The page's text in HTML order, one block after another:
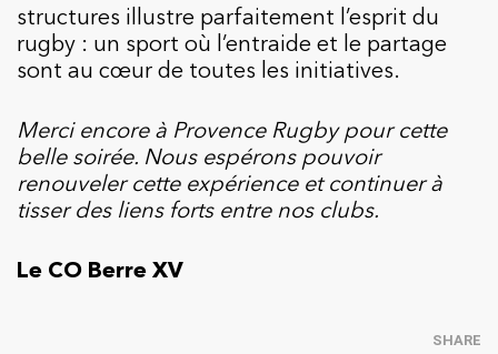
structures illustre parfaitement l’esprit du
rugby : un sport où l’entraide et le partage
sont au cœur de toutes les initiatives.
Merci encore à Provence Rugby pour cette
belle soirée. Nous espérons pouvoir
renouveler cette expérience et continuer à
tisser des liens forts entre nos clubs.
Le CO Berre XV
SHARE